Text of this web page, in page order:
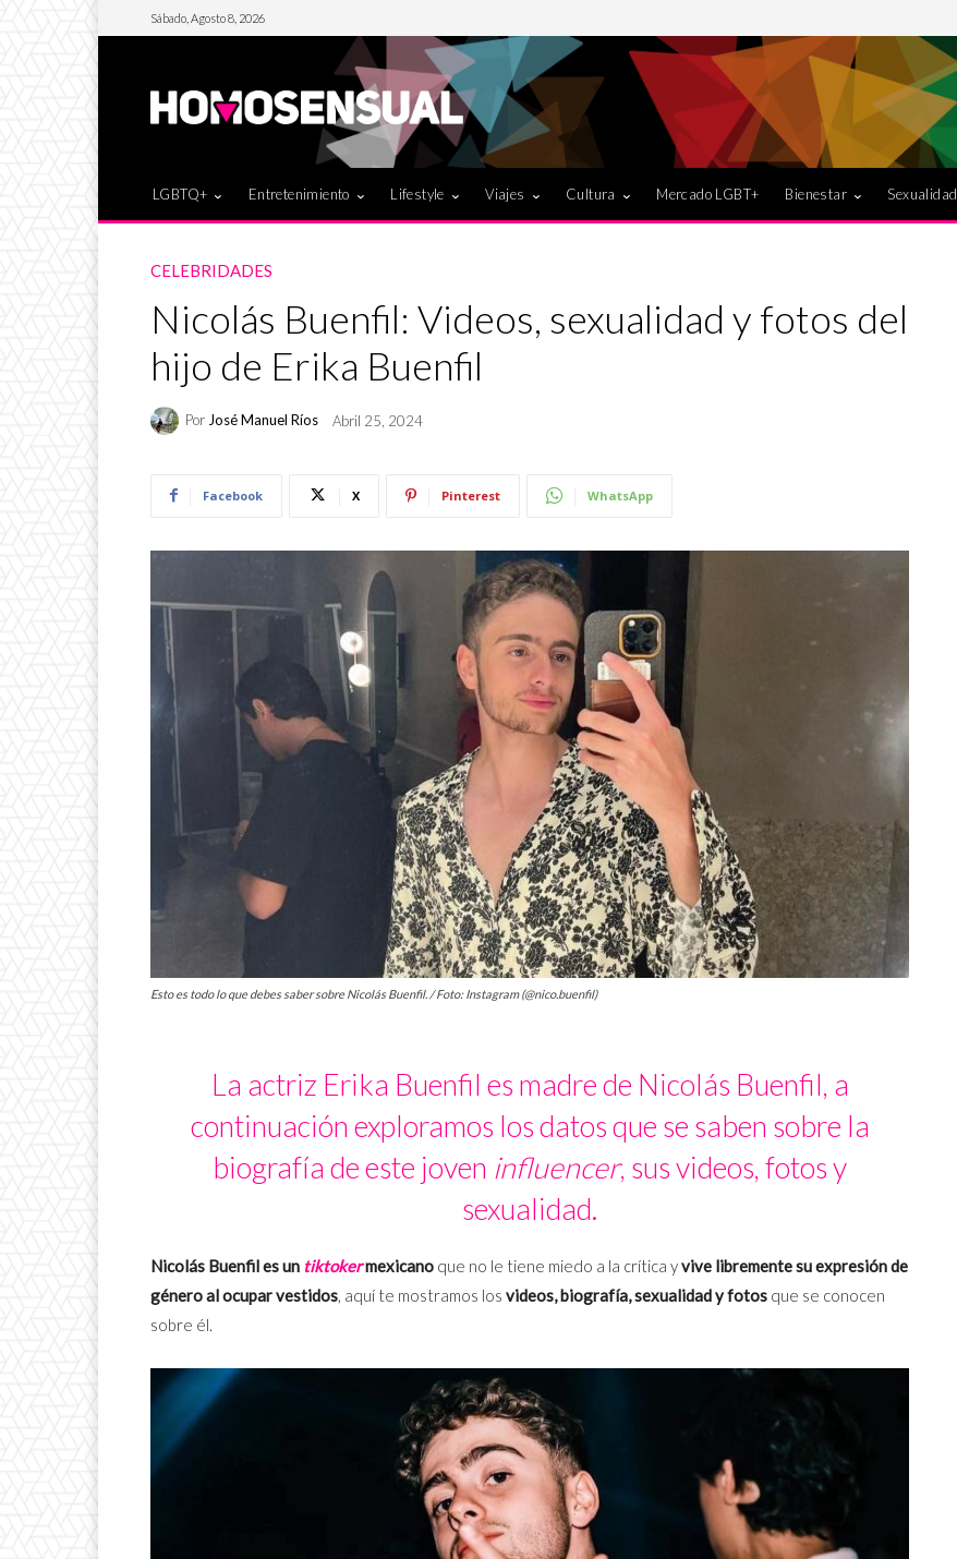
Sábado, Agosto 8, 2026
LGBTQ+ Entretenimiento Lifestyle Viajes Cultura Mercado LGBT+ Bienestar Sexualidad
CELEBRIDADES
Nicolás Buenfil: Videos, sexualidad y fotos del
hijo de Erika Buenfil
PorJosé Manuel Ríos Abril 25, 2024
Facebook X Pinterest WhatsApp
Esto es todo lo que debes saber sobre Nicolás Buenfil. / Foto: Instagram (@nico.buenfil)
La actriz Erika Buenfil es madre de Nicolás Buenfil, a
continuación exploramos los datos que se saben sobre la
biografía de este joven influencer, sus videos, fotos y
sexualidad.
Nicolás Buenfil es un tiktokermexicano que no le tiene miedo a la crítica yvive libremente su expresión de
género al ocupar vestidos, aquí te mostramos los videos, biografía, sexualidad y fotos que se conocen
sobre él.